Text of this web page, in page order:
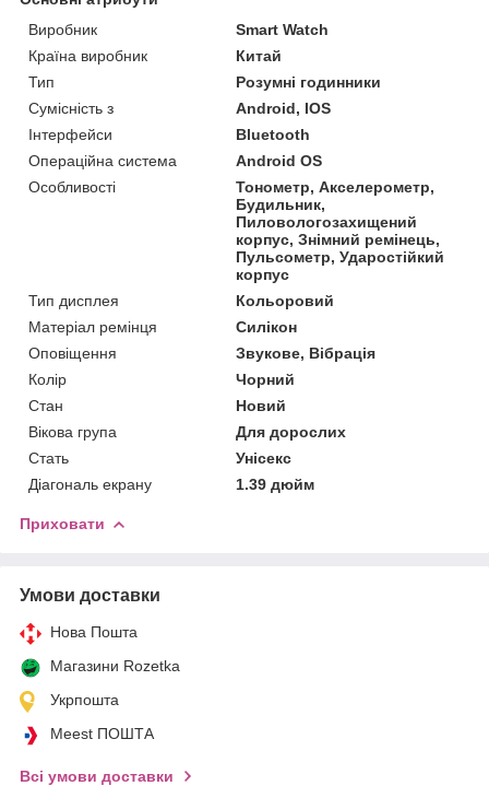
Виробник
Smart Watch
Країна виробник
Китай
Тип
Розумні годинники
Сумісність з
Android, IOS
Інтерфейси
Bluetooth
Операційна система
Android OS
Особливості
Тонометр, Акселерометр,
Будильник,
Пиловологозахищений
корпус, Знімний ремінець,
Пульсометр, Ударостійкий
корпус
Тип дисплея
Кольоровий
Матеріал ремінця
Силікон
Оповіщення
Звукове, Вібрація
Колір
Чорний
Стан
Новий
Вікова група
Для дорослих
Стать
Унісекс
Діагональ екрану
1.39 дюйм
Приховати
Умови доставки
Нова Пошта
Магазини Rozetka
Укрпошта
Meest ПОШТА
Всі умови доставки